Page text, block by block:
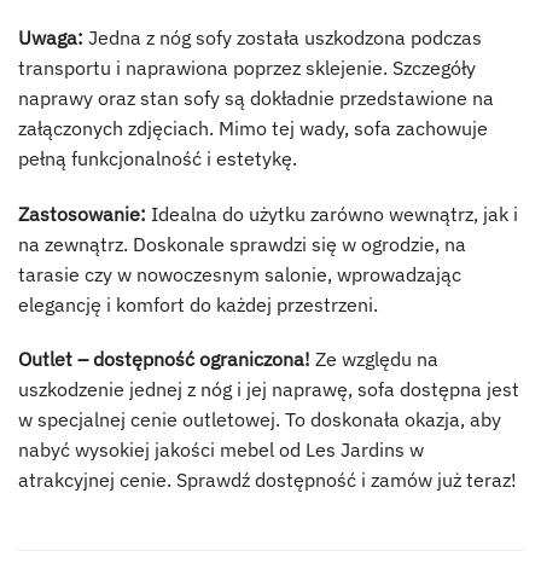
Uwaga: Jedna z nóg sofy została uszkodzona podczas
transportu i naprawiona poprzez sklejenie. Szczegóły
naprawy oraz stan sofy są dokładnie przedstawione na
załączonych zdjęciach. Mimo tej wady, sofa zachowuje
pełną funkcjonalność i estetykę.
Zastosowanie: Idealna do użytku zarówno wewnątrz, jak i
na zewnątrz. Doskonale sprawdzi się w ogrodzie, na
tarasie czy w nowoczesnym salonie, wprowadzając
elegancję i komfort do każdej przestrzeni.
Outlet – dostępność ograniczona! Ze względu na
uszkodzenie jednej z nóg i jej naprawę, sofa dostępna jest
w specjalnej cenie outletowej. To doskonała okazja, aby
nabyć wysokiej jakości mebel od Les Jardins w
atrakcyjnej cenie. Sprawdź dostępność i zamów już teraz!